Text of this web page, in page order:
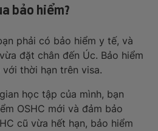
bảo hiểm?
phải có bảo hiểm y tế, và
đặt chân đến Úc. Bảo hiểm
thời hạn trên visa.
học tập của mình, bạn
OSHC mới và đảm bảo
cũ vừa hết hạn, bảo hiểm